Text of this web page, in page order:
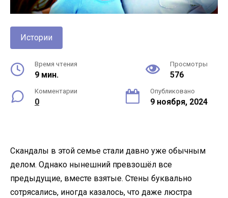
Истории
Время чтения
9 мин.
Просмотры
576
Комментарии
0
Опубликовано
9 ноября, 2024
Скандалы в этой семье стали давно уже обычным
делом. Однако нынешний превзошёл все
предыдущие, вместе взятые. Стены буквально
сотрясались, иногда казалось, что даже люстра